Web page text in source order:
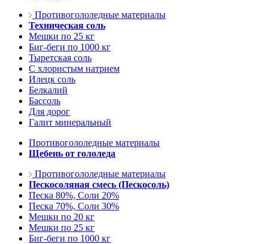
Противогололедные материалы
Техническая соль
Мешки по 25 кг
Биг-беги по 1000 кг
Тыретская соль
С хлористым натрием
Илецк соль
Белкалий
Бассоль
Для дорог
Галит минеральный
Противогололедные материалы
Щебень от гололеда
Противогололедные материалы
Пескосоляная смесь (Пескосоль)
Песка 80%, Соли 20%
Песка 70%, Соли 30%
Мешки по 20 кг
Мешки по 25 кг
Биг-беги по 1000 кг